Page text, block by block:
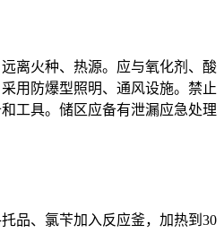
离火种、热源。应与氧化剂、酸
用防爆型照明、通风设施。禁止
工具。储区应备有泄漏应急处理
品、氯苄加入反应釜，加热到30